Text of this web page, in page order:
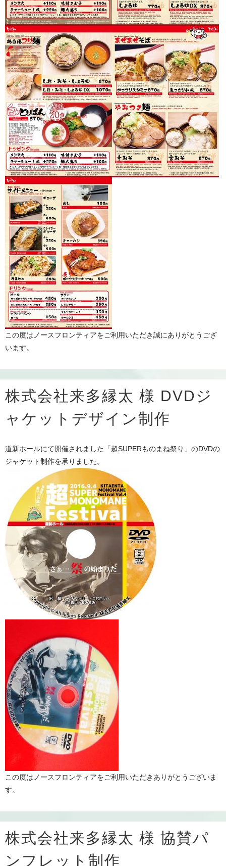
この度はノースフロンティアをご利用いただき誠にありがとうござ
います。
株式会社来多縁太 様 DVDジ
ャケットデザイン制作
道新ホールにて開催されました「超SUPERものまね祭り」のDVDの
ジャケット制作を承りました。
この度はノースフロンティアをご利用いただきありがとうございま
す。
株式会社来多縁太 様 協賛パ
ンフレット制作